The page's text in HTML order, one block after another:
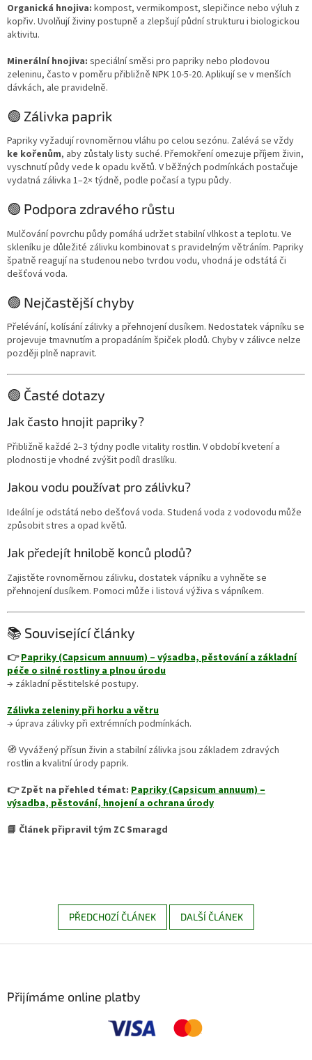
Organická hnojiva: kompost, vermikompost, slepičince nebo výluh z
kopřiv. Uvolňují živiny postupně a zlepšují půdní strukturu i biologickou
aktivitu.
Minerální hnojiva: speciální směsi pro papriky nebo plodovou
zeleninu, často v poměru přibližně NPK 10-5-20. Aplikují se v menších
dávkách, ale pravidelně.
🟢 Zálivka paprik
Papriky vyžadují rovnoměrnou vláhu po celou sezónu. Zalévá se vždy
ke kořenům, aby zůstaly listy suché. Přemokření omezuje příjem živin,
vyschnutí půdy vede k opadu květů. V běžných podmínkách postačuje
vydatná zálivka 1–2× týdně, podle počasí a typu půdy.
🟢 Podpora zdravého růstu
Mulčování povrchu půdy pomáhá udržet stabilní vlhkost a teplotu. Ve
skleníku je důležité zálivku kombinovat s pravidelným větráním. Papriky
špatně reagují na studenou nebo tvrdou vodu, vhodná je odstátá či
dešťová voda.
🟢 Nejčastější chyby
Přelévání, kolísání zálivky a přehnojení dusíkem. Nedostatek vápníku se
projevuje tmavnutím a propadáním špiček plodů. Chyby v zálivce nelze
později plně napravit.
🟢 Časté dotazy
Jak často hnojit papriky?
Přibližně každé 2–3 týdny podle vitality rostlin. V období kvetení a
plodnosti je vhodné zvýšit podíl draslíku.
Jakou vodu používat pro zálivku?
Ideální je odstátá nebo dešťová voda. Studená voda z vodovodu může
způsobit stres a opad květů.
Jak předejít hnilobě konců plodů?
Zajistěte rovnoměrnou zálivku, dostatek vápníku a vyhněte se
přehnojení dusíkem. Pomoci může i listová výživa s vápníkem.
📚 Související články
👉Papriky (Capsicum annuum) – výsadba, pěstování a základní
péče o silné rostliny a plnou úrodu
→ základní pěstitelské postupy.
Zálivka zeleniny při horku a větru
→ úprava zálivky při extrémních podmínkách.
🧭 Vyvážený přísun živin a stabilní zálivka jsou základem zdravých
rostlin a kvalitní úrody paprik.
👉 Zpět na přehled témat: Papriky (Capsicum annuum) –
výsadba, pěstování, hnojení a ochrana úrody
📘 Článek připravil tým ZC Smaragd
PŘEDCHOZÍ ČLÁNEK DALŠÍ ČLÁNEK
Přijímáme online platby